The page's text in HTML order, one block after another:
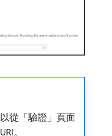
從「驗證」頁面
。